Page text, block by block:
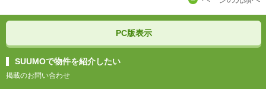
PC版表示
SUUMOで物件を紹介したい
掲載のお問い合わせ